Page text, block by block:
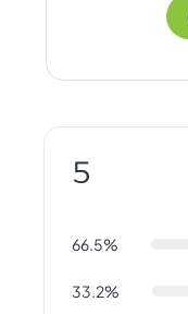
5
66.5%
33.2%